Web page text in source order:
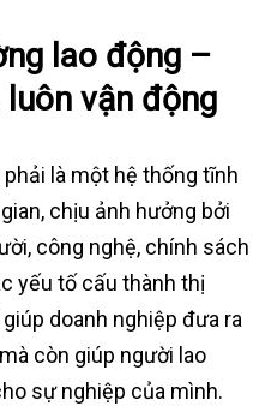
lao động –
vận động
là một hệ thống tĩnh
chịu ảnh hưởng bởi
công nghệ, chính sách
yếu tố cấu thành thị
doanh nghiệp đưa ra
còn giúp người lao
sự nghiệp của mình.